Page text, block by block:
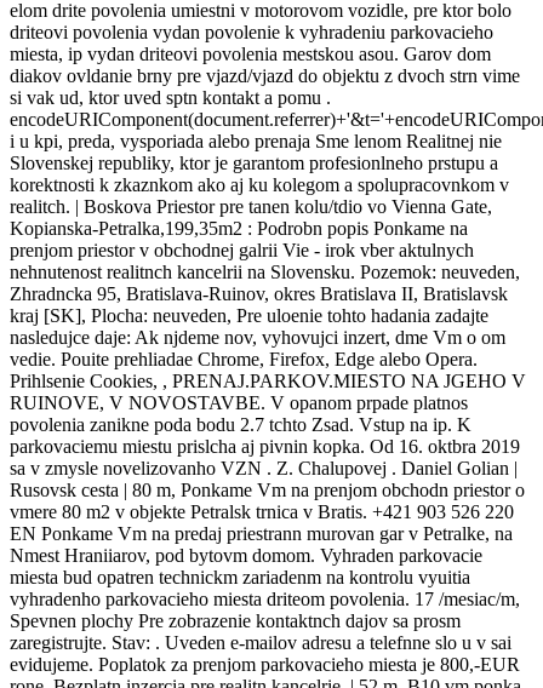
elom drite povolenia umiestni v motorovom vozidle, pre ktor bolo
driteovi povolenia vydan povolenie k vyhradeniu parkovacieho
miesta, ip vydan driteovi povolenia mestskou asou. Garov dom
diakov ovldanie brny pre vjazd/vjazd do objektu z dvoch strn vime
si vak ud, ktor uved sptn kontakt a pomu .
i u kpi, preda, vysporiada alebo prenaja Sme lenom Realitnej nie
Slovenskej republiky, ktor je garantom profesionlneho prstupu a
korektnosti k zkaznkom ako aj ku kolegom a spolupracovnkom v
realitch. | Boskova Priestor pre tanen kolu/tdio vo Vienna Gate,
Kopianska-Petralka,199,35m2 : Podrobn popis Ponkame na
prenjom priestor v obchodnej galrii Vie - irok vber aktulnych
nehnutenost realitnch kancelrii na Slovensku. Pozemok: neuveden,
Zhradncka 95, Bratislava-Ruinov, okres Bratislava II, Bratislavsk
kraj [SK], Plocha: neuveden, Pre uloenie tohto hadania zadajte
nasledujce daje: Ak njdeme nov, vyhovujci inzert, dme Vm o om
vedie. Pouite prehliadae Chrome, Firefox, Edge alebo Opera.
Prihlsenie Cookies, , PRENAJ.PARKOV.MIESTO NA JGEHO V
RUINOVE, V NOVOSTAVBE. V opanom prpade platnos
povolenia zanikne poda bodu 2.7 tchto Zsad. Vstup na ip. K
parkovaciemu miestu prislcha aj pivnin kopka. Od 16. oktbra 2019
sa v zmysle novelizovanho VZN . Z. Chalupovej . Daniel Golian |
Rusovsk cesta | 80 m, Ponkame Vm na prenjom obchodn priestor o
vmere 80 m2 v objekte Petralsk trnica v Bratis. +421 903 526 220
EN Ponkame Vm na predaj priestrann murovan gar v Petralke, na
Nmest Hraniiarov, pod bytovm domom. Vyhraden parkovacie
miesta bud opatren technickm zariadenm na kontrolu vyuitia
vyhradenho parkovacieho miesta driteom povolenia. 17 /mesiac/m,
Spevnen plochy Pre zobrazenie kontaktnch dajov sa prosm
zaregistrujte. Stav: . Uveden e-mailov adresu a telefnne slo u v sai
evidujeme. Poplatok za prenjom parkovacieho miesta je 800,-EUR